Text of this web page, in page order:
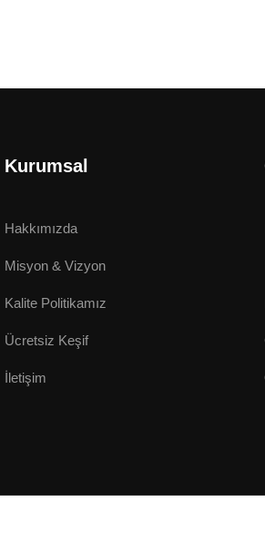
Kurumsal
Hakkımızda
Misyon & Vizyon
Kalite Politikamız
Ücretsiz Keşif
İletişim